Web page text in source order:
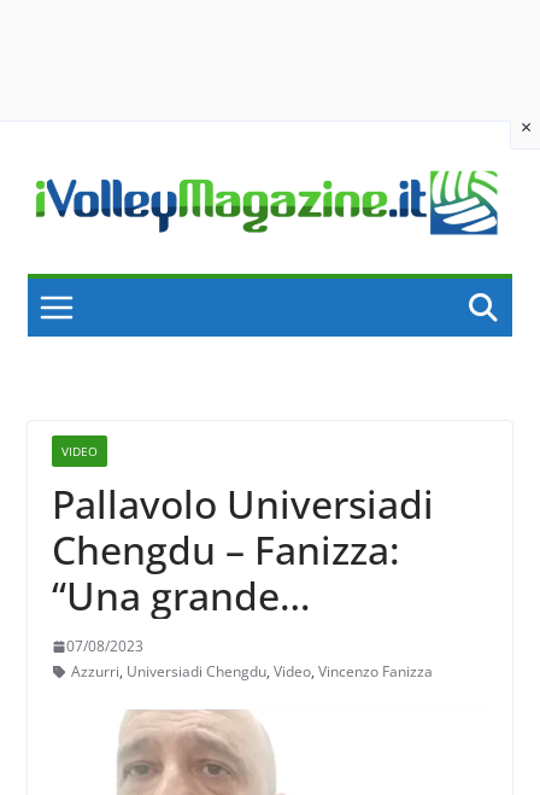
×
content
VIDEO
Pallavolo Universiadi
Chengdu – Fanizza:
“Una grande
soddisfazione vedere i
ragazzi giocare in
questo modo”
07/08/2023
Azzurri, Universiadi Chengdu, Video, Vincenzo Fanizza